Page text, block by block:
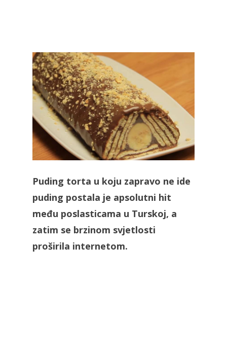
Puding torta u koju zapravo ne ide
puding postala je apsolutni hit
među poslasticama u Turskoj, a
zatim se brzinom svjetlosti
proširila internetom.